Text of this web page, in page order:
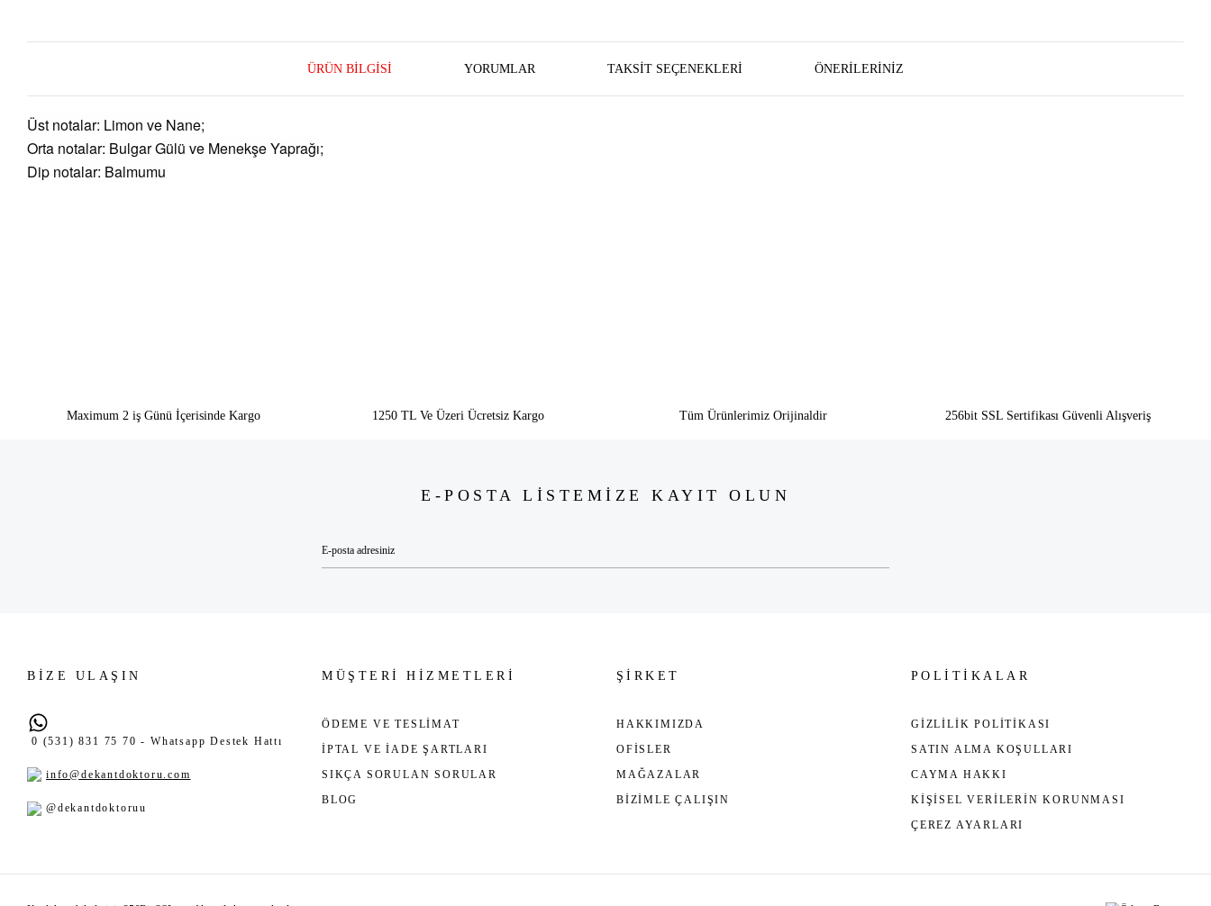
ÜRÜN BILGISI YORUMLAR TAKSIT SEÇENEKLERI ÖNERILERINIZ
Üst notalar: Limon ve Nane;
Orta notalar: Bulgar Gülü ve Menekşe Yaprağı;
Dip notalar: Balmumu
Maximum 2 iş Günü İçerisinde Kargo 1250 TL Ve Üzeri Ücretsiz Kargo Tüm Ürünlerimiz Orijinaldir 256bit SSL Sertifikası Güvenli Alışveriş
E-POSTA LİSTEMİZE KAYIT OLUN
BİZE ULAŞIN
0 (531) 831 75 70 - Whatsapp Destek Hattı
info@dekantdoktoru.com
@dekantdoktoruu
MÜŞTERİ HİZMETLERİ
ÖDEME VE TESLİMAT
İPTAL VE İADE ŞARTLARI
SIKÇA SORULAN SORULAR
BLOG
ŞİRKET
HAKKIMIZDA
OFİSLER
MAĞAZALAR
BİZİMLE ÇALIŞIN
POLİTİKALAR
GİZLİLİK POLİTİKASI
SATIN ALMA KOŞULLARI
CAYMA HAKKI
KİŞİSEL VERİLERİN KORUNMASI
ÇEREZ AYARLARI